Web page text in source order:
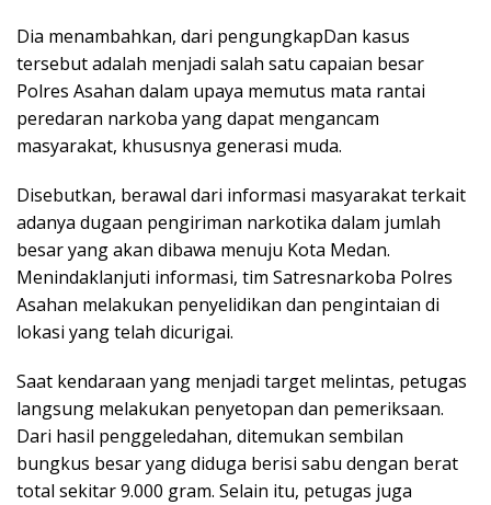
Dia menambahkan, dari pengungkapDan kasus
tersebut adalah menjadi salah satu capaian besar
Polres Asahan dalam upaya memutus mata rantai
peredaran narkoba yang dapat mengancam
masyarakat, khususnya generasi muda.
Disebutkan, berawal dari informasi masyarakat terkait
adanya dugaan pengiriman narkotika dalam jumlah
besar yang akan dibawa menuju Kota Medan.
Menindaklanjuti informasi, tim Satresnarkoba Polres
Asahan melakukan penyelidikan dan pengintaian di
lokasi yang telah dicurigai.
Saat kendaraan yang menjadi target melintas, petugas
langsung melakukan penyetopan dan pemeriksaan.
Dari hasil penggeledahan, ditemukan sembilan
bungkus besar yang diduga berisi sabu dengan berat
total sekitar 9.000 gram. Selain itu, petugas juga